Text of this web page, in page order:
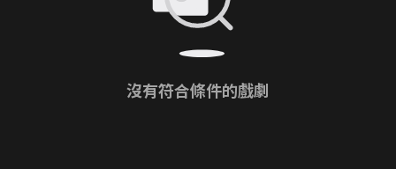
沒有符合條件的戲劇